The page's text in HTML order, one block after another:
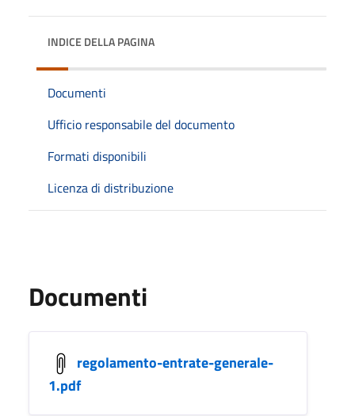
INDICE DELLA PAGINA
Documenti
Ufficio responsabile del documento
Formati disponibili
Licenza di distribuzione
Documenti
regolamento-entrate-generale-
1.pdf